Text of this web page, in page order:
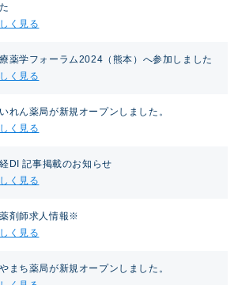
く見る
薬学フォーラム2024（熊本）へ参加しました
く見る
れん薬局が新規オープンしました。
く見る
DI 記事掲載のお知らせ
く見る
剤師求人情報※
く見る
まち薬局が新規オープンしました。